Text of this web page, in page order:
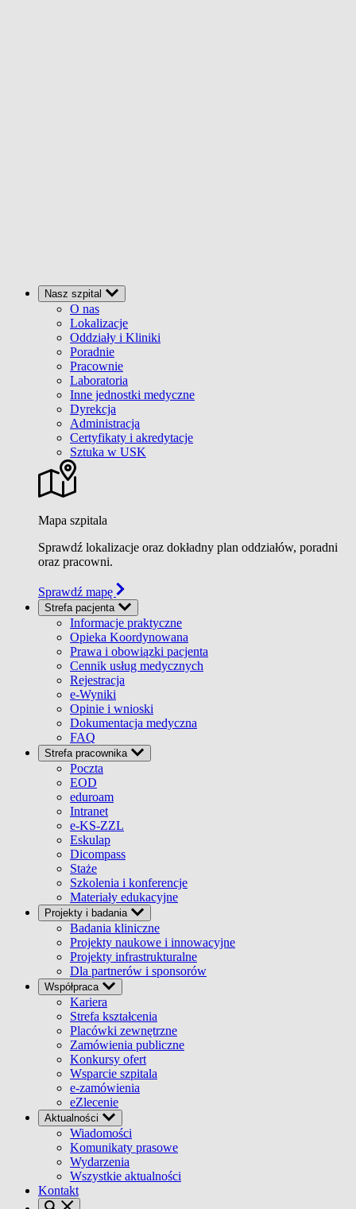
Nasz szpital
O nas
Lokalizacje
Oddziały i Kliniki
Poradnie
Pracownie
Laboratoria
Inne jednostki medyczne
Dyrekcja
Administracja
Certyfikaty i akredytacje
Sztuka w USK
Mapa szpitala
Sprawdź lokalizacje oraz dokładny plan oddziałów, poradni
oraz pracowni.
Sprawdź mapę
Strefa pacjenta
Informacje praktyczne
Opieka Koordynowana
Prawa i obowiązki pacjenta
Cennik usług medycznych
Rejestracja
e-Wyniki
Opinie i wnioski
Dokumentacja medyczna
FAQ
Strefa pracownika
Poczta
EOD
eduroam
Intranet
e-KS-ZZL
Eskulap
Dicompass
Staże
Szkolenia i konferencje
Materiały edukacyjne
Projekty i badania
Badania kliniczne
Projekty naukowe i innowacyjne
Projekty infrastrukturalne
Dla partnerów i sponsorów
Współpraca
Kariera
Strefa kształcenia
Placówki zewnętrzne
Zamówienia publiczne
Konkursy ofert
Wsparcie szpitala
e-zamówienia
eZlecenie
Aktualności
Wiadomości
Komunikaty prasowe
Wydarzenia
Wszystkie aktualności
Kontakt